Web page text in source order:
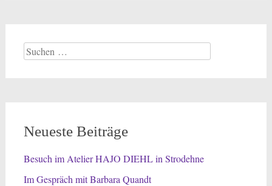
Suchen
nach:
Neueste Beiträge
Besuch im Atelier HAJO DIEHL in Strodehne
Im Gespräch mit Barbara Quandt